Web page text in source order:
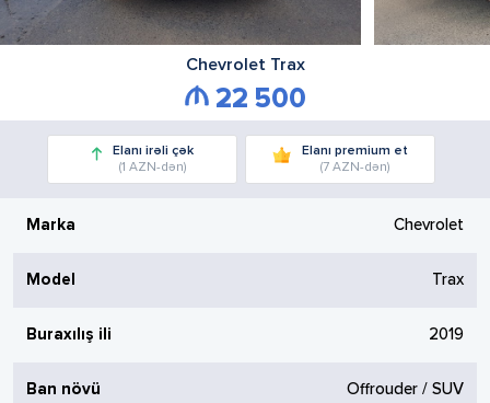
Chevrolet Trax
22 500
Elanı irəli çək
(1 AZN-dən)
Elanı premium et
(7 AZN-dən)
Marka Chevrolet
Model Trax
Buraxılış ili 2019
Ban növü Offrouder / SUV